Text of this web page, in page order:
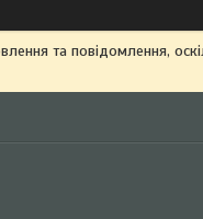
та повідомлення,